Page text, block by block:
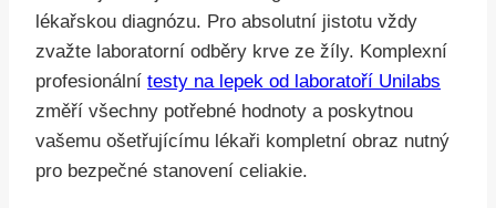
lékařskou diagnózu. Pro absolutní jistotu vždy
zvažte laboratorní odběry krve ze žíly. Komplexní
profesionální testy na lepek od laboratoří Unilabs
změří všechny potřebné hodnoty a poskytnou
vašemu ošetřujícímu lékaři kompletní obraz nutný
pro bezpečné stanovení celiakie.